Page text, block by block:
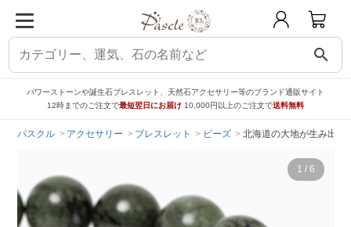
search
パワーストーンや誕生石ブレスレット、天然石アクセサリー等のブランド通販サイト
12時までのご注文で最短翌日にお届け 10,000円以上のご注文で送料無料
パスクル アクセサリー ブレスレット ビーズ 北海道の大地が生み出す
1 / 6